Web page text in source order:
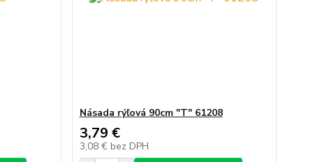
Násada rýľová 90cm "T" 61208
3,79 €
3,08 € bez DPH